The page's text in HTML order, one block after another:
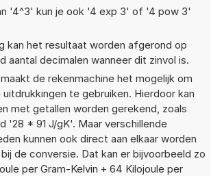
'4^3' kun je ook '4 exp 3' of '4 pow 3'
kan het resultaat worden afgerond op
aantal decimalen wanneer dit zinvol is.
de rekenmachine het mogelijk om
te gebruiken. Hierdoor kan
met getallen worden gerekend, zoals
'28 * 91 J/gK'. Maar verschillende
kunnen ook direct aan elkaar worden
de conversie. Dat kan er bijvoorbeeld zo
per Gram-Kelvin + 64 Kilojoule per